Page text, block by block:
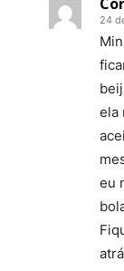
24
ela
eu